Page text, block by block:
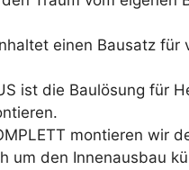
einen Bausatz
ist die Baulösung für
montieren wir
um den Innenausbau